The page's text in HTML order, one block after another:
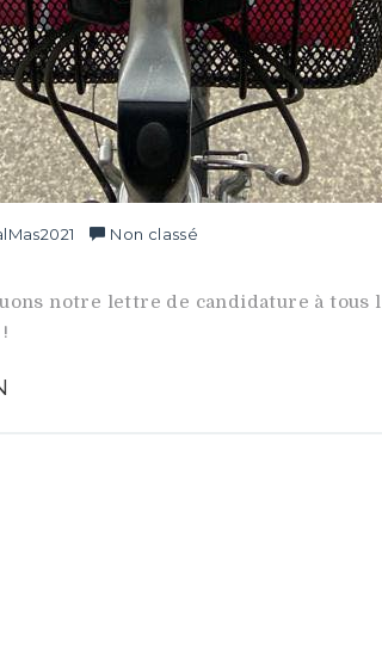
Non classé
notre lettre de candidature à tous